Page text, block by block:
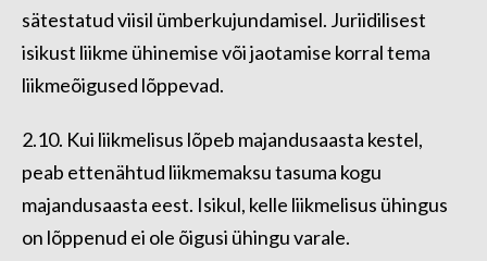
sätestatud viisil ümberkujundamisel. Juriidilisest
isikust liikme ühinemise või jaotamise korral tema
liikmeõigused lõppevad.
2.10. Kui liikmelisus lõpeb majandusaasta kestel,
peab ettenähtud liikmemaksu tasuma kogu
majandusaasta eest. Isikul, kelle liikmelisus ühingus
on lõppenud ei ole õigusi ühingu varale.